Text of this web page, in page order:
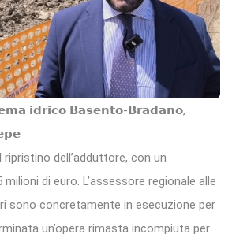
𝗶𝗱𝗿𝗶𝗰𝗼 𝗕𝗮𝘀𝗲𝗻𝘁𝗼-𝗕𝗿𝗮𝗱𝗮𝗻𝗼,
dell’adduttore, con un
di euro. L’assessore regionale alle
sono concretamente in esecuzione per
un’opera rimasta incompiuta per